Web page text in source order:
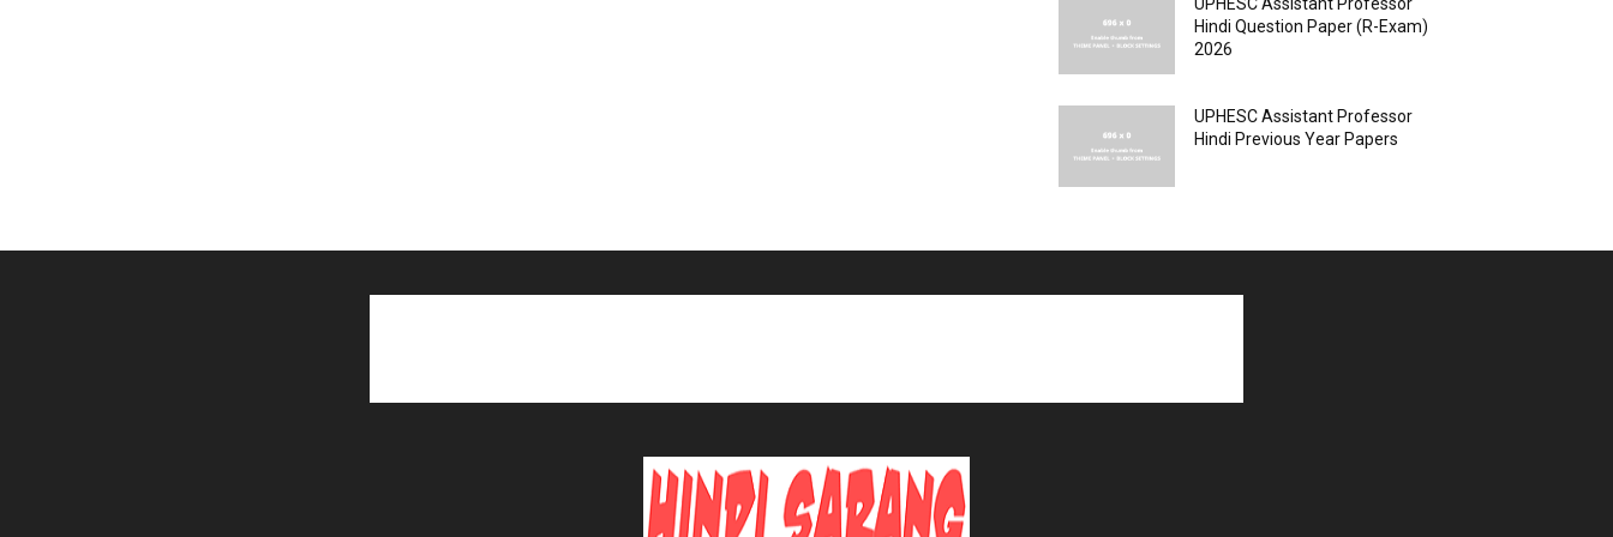
Hindi Question Paper (R-Exam)
2026
UPHESC Assistant Professor
Hindi Previous Year Papers